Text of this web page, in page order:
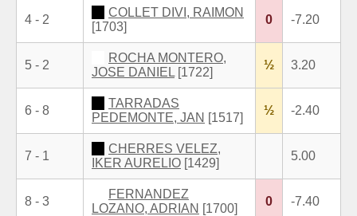
4 - 2
COLLET DIVI, RAIMON
[1703]
0 -7.20
5 - 2
ROCHA MONTERO,
JOSE DANIEL [1722]
½ 3.20
6 - 8
TARRADAS
PEDEMONTE, JAN [1517]
½ -2.40
7 - 1
CHERRES VELEZ,
IKER AURELIO [1429]
5.00
8 - 3
FERNANDEZ
LOZANO, ADRIAN [1700]
0 -7.40